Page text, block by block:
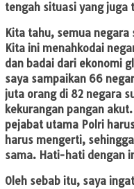
tengah situasi yang juga
Kita tahu, semua
Kita ini menahkodai
dan badai dari ekonomi
saya sampaikan 66
juta orang di 82 negara
kekurangan pangan
pejabat utama Polri
harus mengerti,
sama. Hati-hati dengan
Oleh sebab itu, saya